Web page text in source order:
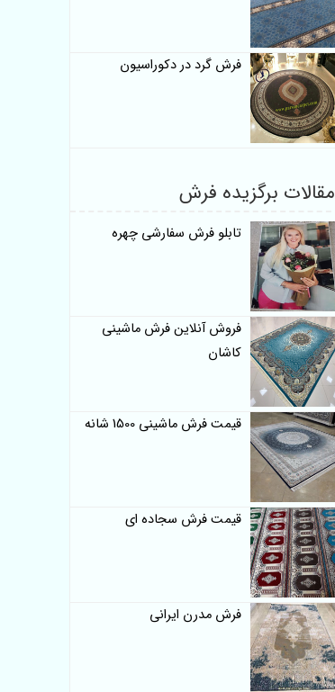
فرش گرد در دکوراسیون
مقالات برگزیده فرش
تابلو فرش سفارشی چهره
فروش آنلاین فرش ماشینی
کاشان
قیمت فرش ماشینی 1500 شانه
قیمت فرش سجاده ای
فرش مدرن ایرانی